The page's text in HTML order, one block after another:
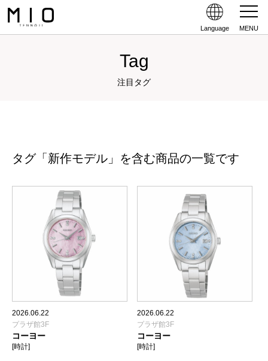
Language MENU
Tag
注目タグ
タグ「新作モデル」を含む商品の一覧です
2026.06.22
プラザ館3F
コーヨー
[時計]
2026.06.22
プラザ館3F
コーヨー
[時計]